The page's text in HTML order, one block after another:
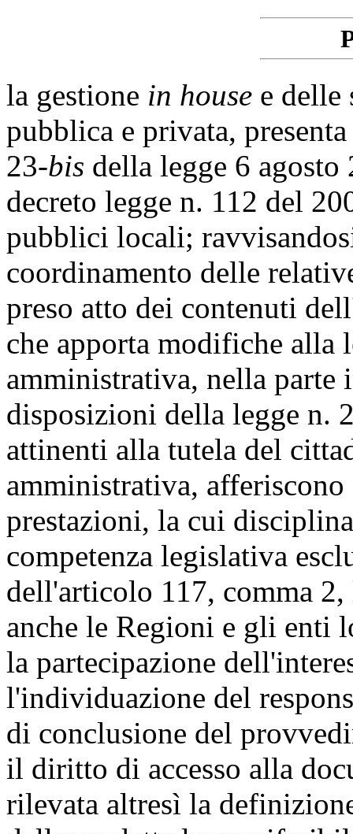
la gestione in house e delle
pubblica e privata,
23-bis della legge 6
decreto legge n. 112 del
pubblici locali;
coordinamento delle
preso atto dei contenuti
che apporta modifiche alla
amministrativa, nella
disposizioni della legge n.
attinenti alla tutela del
amministrativa,
prestazioni, la cui
competenza legislativa
dell'articolo 117, comma
anche le Regioni e gli enti
la partecipazione
l'individuazione del
di conclusione del
il diritto di accesso alla
rilevata altresì la